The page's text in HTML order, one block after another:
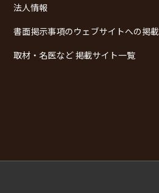
法人情報
書面掲示事項のウェブサイトへの掲載
取材・名医など 掲載サイト一覧